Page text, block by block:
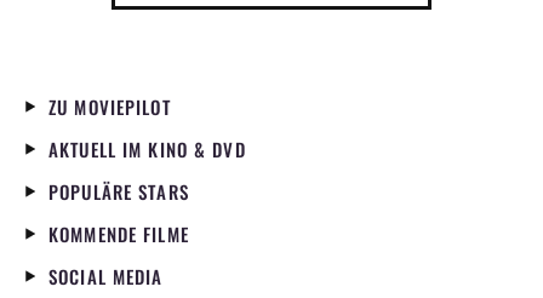
ZU MOVIEPILOT
AKTUELL IM KINO & DVD
POPULÄRE STARS
KOMMENDE FILME
SOCIAL MEDIA